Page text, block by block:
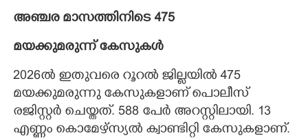
അഞ്ചര മാസത്തിനിടെ 475
മയക്കുമരുന്ന് കേസുകൾ
2026ൽ ഇതുവരെ റൂറൽ ജില്ലയിൽ 475
മയക്കുമരുന്നു കേസുകളാണ് പൊലീസ്
രജിസ്റ്റർ ചെയ്തത്. 588 പേർ അറസ്റ്റിലായി. 13
എണ്ണം കൊമേഴ്സ്യൽ ക്വാണ്ടിറ്റി കേസുകളാണ്.